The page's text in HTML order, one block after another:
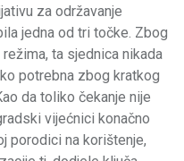
za održavanje
jedna od tri točke. Zbog
ta sjednica nikada
potrebna zbog kratkog
da toliko čekanje nije
vijećnici konačno
porodici na korištenje,